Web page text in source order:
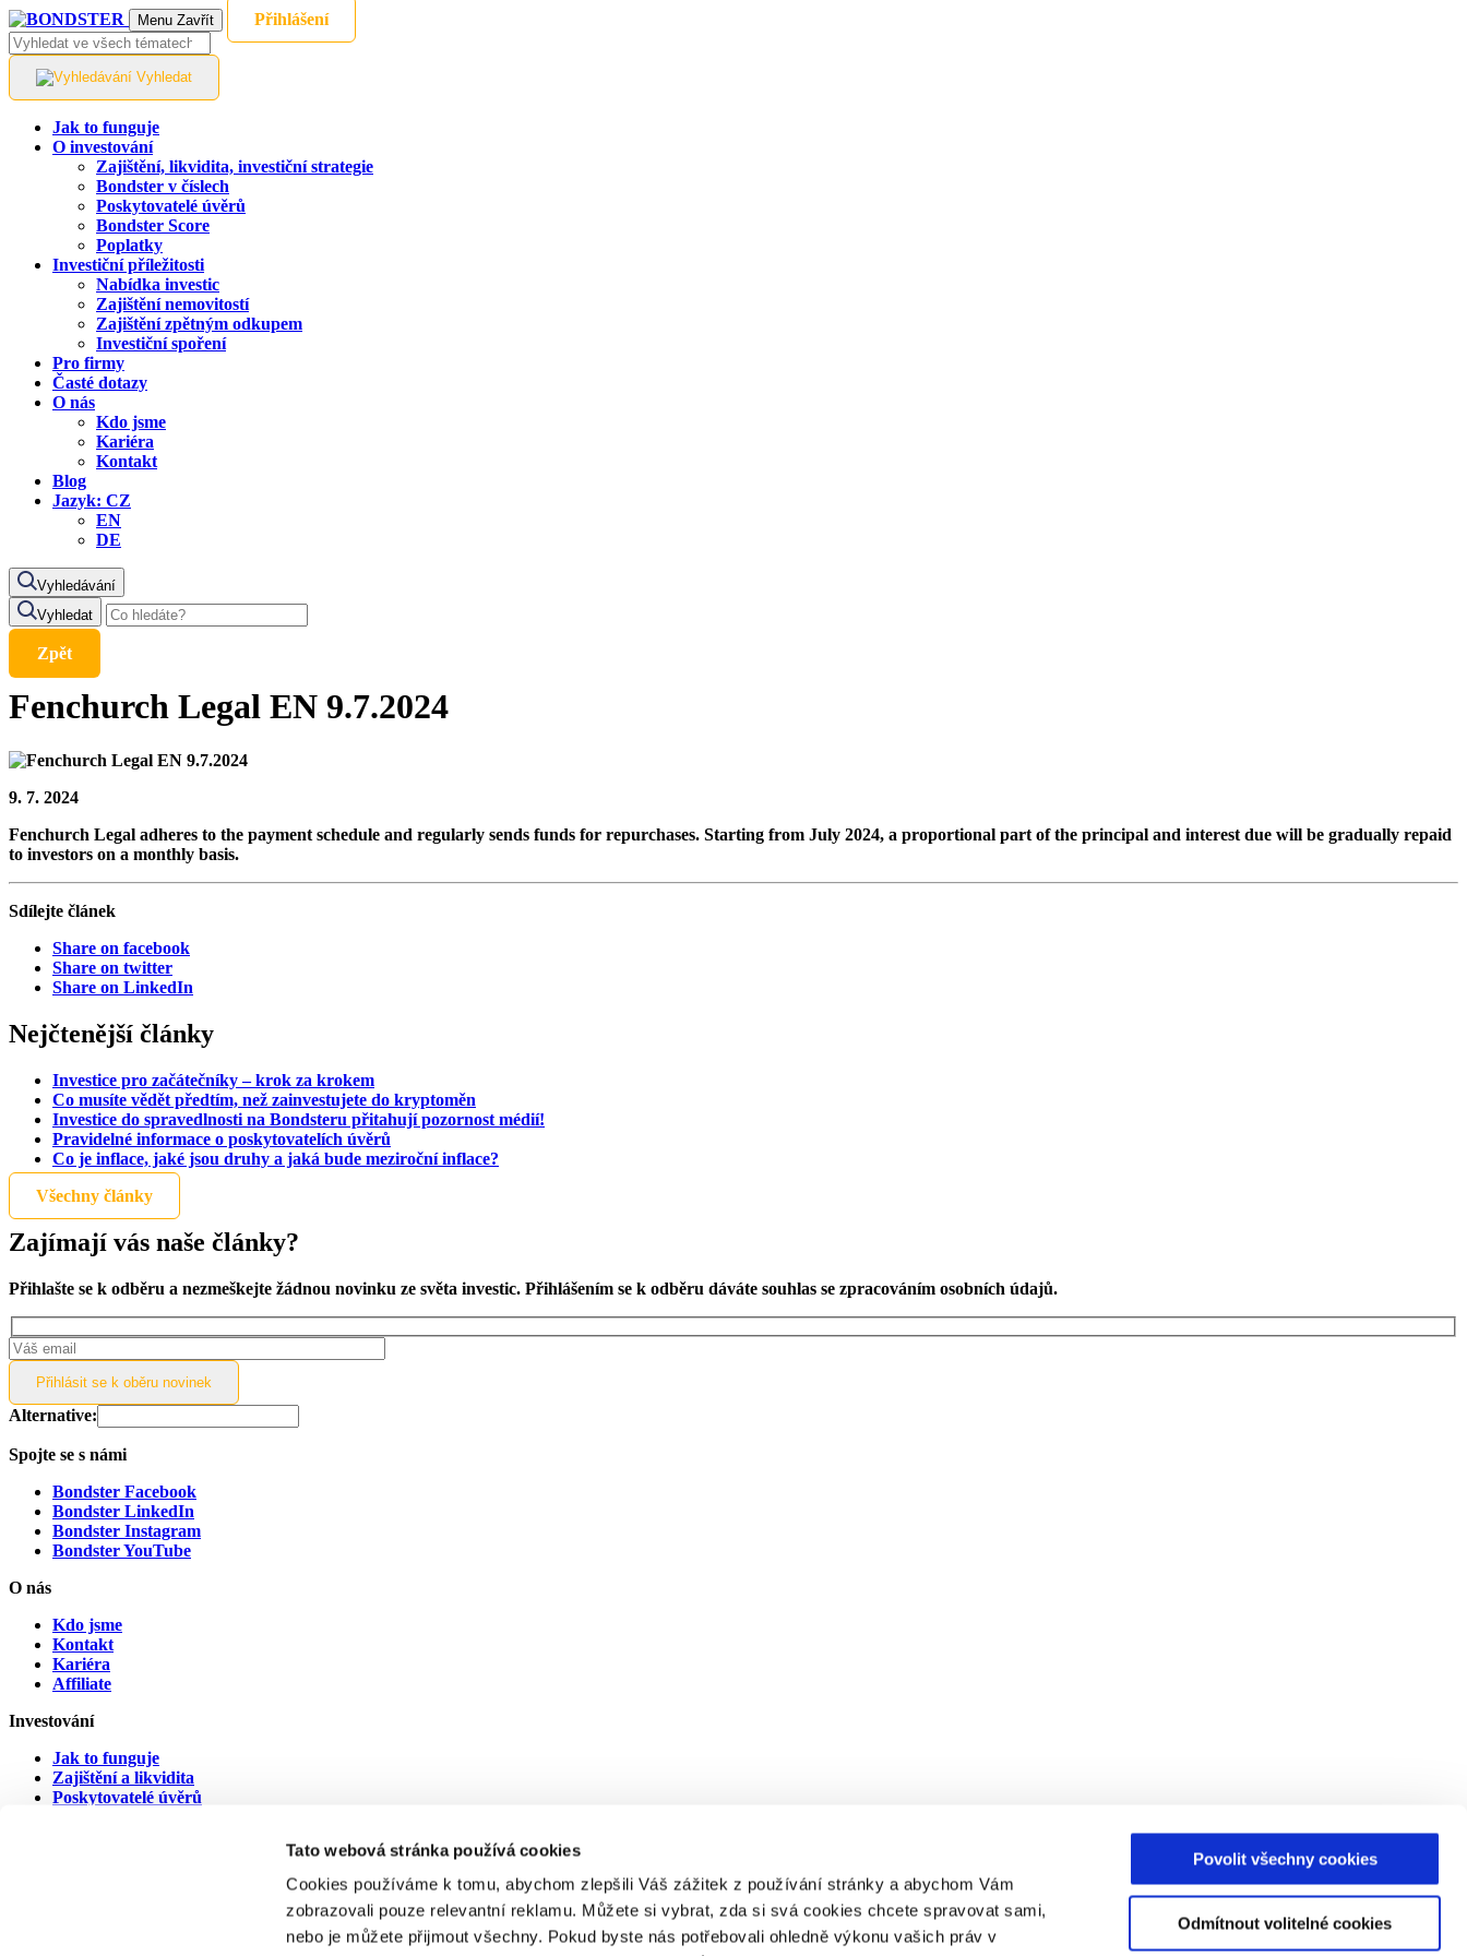
Tato webová stránka používá cookies
Cookies používáme k tomu, abychom zlepšili Váš zážitek z používání stránky a abychom Vám
zobrazovali pouze relevantní reklamu. Můžete si vybrat, zda si svá cookies chcete spravovat sami,
nebo je můžete přijmout všechny. Pokud byste nás potřebovali ohledně výkonu vašich práv v
Povolit všechny cookies
Odmítnout volitelné cookies
Menu Zavřít Přihlášení
Vyhledat
Jak to funguje
O investování
Zajištění, likvidita, investiční strategie
Bondster v číslech
Poskytovatelé úvěrů
Bondster Score
Poplatky
Investiční příležitosti
Nabídka investic
Zajištění nemovitostí
Zajištění zpětným odkupem
Investiční spoření
Pro firmy
Časté dotazy
O nás
Kdo jsme
Kariéra
Kontakt
Blog
Jazyk: CZ
EN
DE
Vyhledávání
Vyhledat
Zpět
Fenchurch Legal EN 9.7.2024
9. 7. 2024
Fenchurch Legal adheres to the payment schedule and regularly sends funds for repurchases. Starting from July 2024, a proportional part of the principal and interest due will be gradually repaid
to investors on a monthly basis.
Sdílejte článek
Share on facebook
Share on twitter
Share on LinkedIn
Nejčtenější články
Investice pro začátečníky – krok za krokem
Co musíte vědět předtím, než zainvestujete do kryptoměn
Investice do spravedlnosti na Bondsteru přitahují pozornost médií!
Pravidelné informace o poskytovatelích úvěrů
Co je inflace, jaké jsou druhy a jaká bude meziroční inflace?
Všechny články
Zajímají vás naše články?
Přihlašte se k odběru a nezmeškejte žádnou novinku ze světa investic. Přihlášením se k odběru dáváte souhlas se zpracováním osobních údajů.
Alternative:
Spojte se s námi
Bondster Facebook
Bondster LinkedIn
Bondster Instagram
Bondster YouTube
O nás
Kdo jsme
Kontakt
Kariéra
Affiliate
Investování
Jak to funguje
Zajištění a likvidita
Poskytovatelé úvěrů